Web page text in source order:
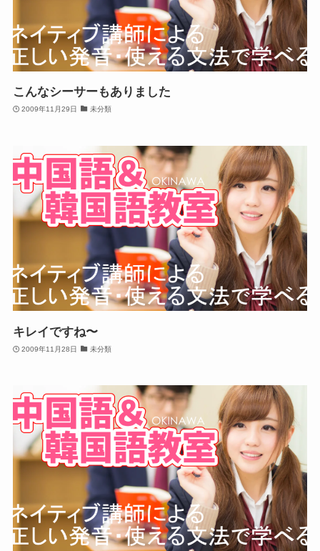
こんなシーサーもありました
2009年11月29日 未分類
キレイですね〜
2009年11月28日 未分類